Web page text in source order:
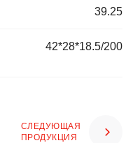
39.25
42*28*18.5/200
СЛЕДУЮЩАЯ
ПРОДУКЦИЯ